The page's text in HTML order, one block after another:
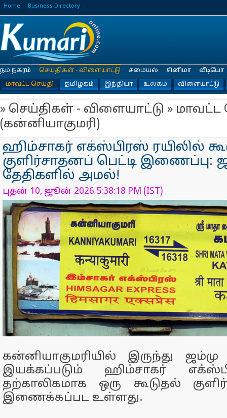
Home Business Directory
நம் நகரம்
செய்திகள் - விளையாட்டு
மாவட்ட செய்தி
தமிழகம் இந்தியா உலகம் விளையாட்டு
சமையல் சினிமா வீடியோ
» செய்திகள் - விளையாட்டு » மாவட்ட
(கன்னியாகுமரி)
ஹிம்சாகர் எக்ஸ்பிரஸ் ரயிலில்
குளிர்சாதனப் பெட்டி இணைப்பு:
தேதிகளில் அமல்!
புதன் 10, ஜூன் 2026 5:38:18 PM (IST)
கன்னியாகுமரியில் இருந்து
இயக்கப்படும் ஹிம்சாகர்
தற்காலிகமாக ஒரு கூடுதல்
இணைக்கப்பட உள்ளது.